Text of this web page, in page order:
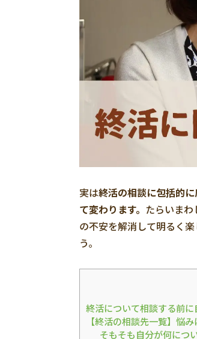
実は終活の相談に包括的
て変わります。 たらいま
の不安を解消して明るく
う。
終活について相談する前
【終活の相談先一覧】悩
そもそも自分が何につ